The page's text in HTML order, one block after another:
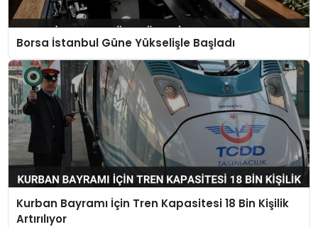
Borsa İstanbul Güne Yükselişle Başladı
Kurban Bayramı İçin Tren Kapasitesi 18 Bin Kişilik
Artırılıyor